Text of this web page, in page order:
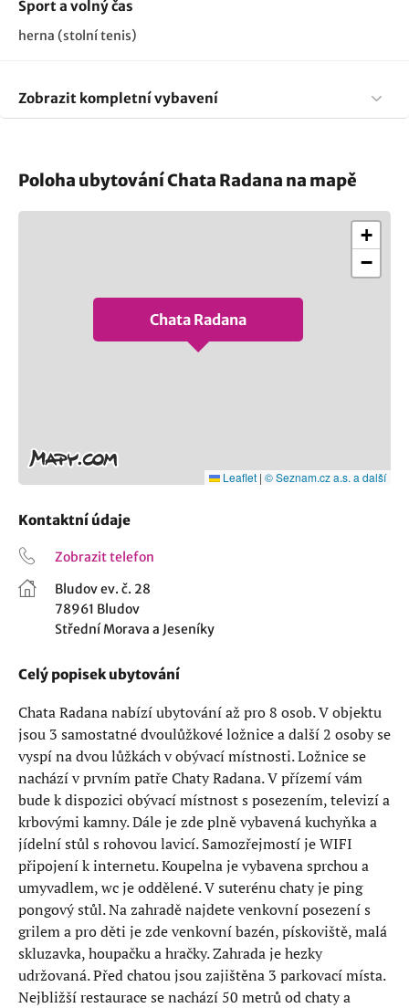
Sport a volný čas
herna (stolní tenis)
Zobrazit kompletní vybavení
Poloha ubytování Chata Radana na mapě
Chata Radana
+
−
Leaflet | © Seznam.cz a.s. a další
Celý popisek ubytování
Chata Radana nabízí ubytování až pro 8 osob. V objektu
jsou 3 samostatné dvoulůžkové ložnice a další 2 osoby se
vyspí na dvou lůžkách v obývací místnosti. Ložnice se
nachází v prvním patře Chaty Radana. V přízemí vám
bude k dispozici obývací místnost s posezením, televizí a
krbovými kamny. Dále je zde plně vybavená kuchyňka a
jídelní stůl s rohovou lavicí. Samozřejmostí je WIFI
připojení k internetu. Koupelna je vybavena sprchou a
umyvadlem, wc je oddělené. V suterénu chaty je ping
pongový stůl. Na zahradě najdete venkovní posezení s
grilem a pro děti je zde venkovní bazén, pískoviště, malá
skluzavka, houpačku a hračky. Zahrada je hezky
udržovaná. Před chatou jsou zajištěna 3 parkovací místa.
Nejbližší restaurace se nachází 50 metrů od chaty a
Kontaktní údaje
Zobrazit telefon
Bludov ev. č. 28
78961 Bludov
Střední Morava a Jeseníky